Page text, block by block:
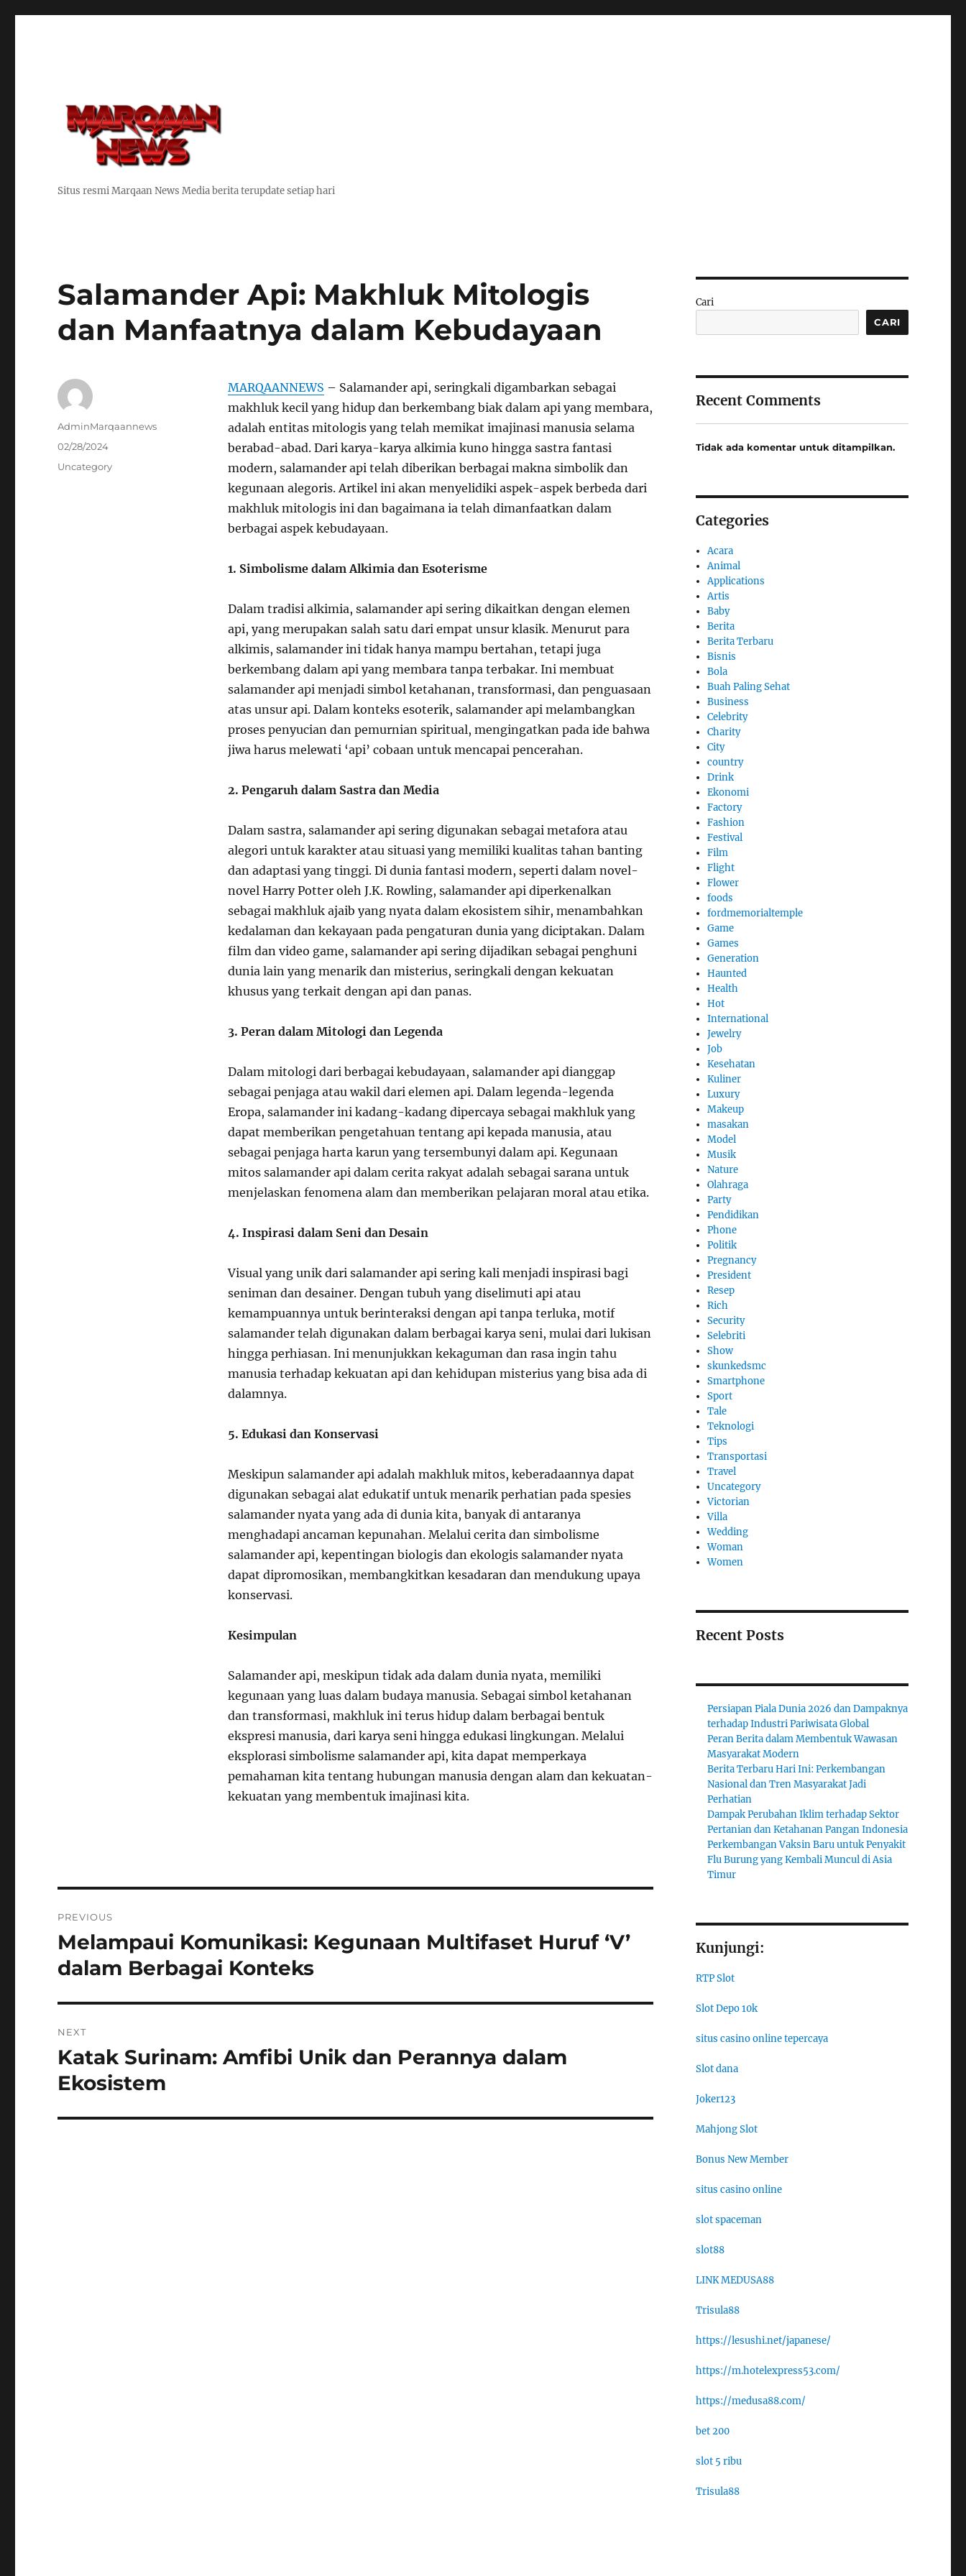
Situs resmi Marqaan News Media berita terupdate setiap hari
Salamander Api: Makhluk Mitologis
dan Manfaatnya dalam Kebudayaan
MARQAANNEWS – Salamander api, seringkali digambarkan sebagai
makhluk kecil yang hidup dan berkembang biak dalam api yang membara,
adalah entitas mitologis yang telah memikat imajinasi manusia selama
berabad-abad. Dari karya-karya alkimia kuno hingga sastra fantasi
modern, salamander api telah diberikan berbagai makna simbolik dan
kegunaan alegoris. Artikel ini akan menyelidiki aspek-aspek berbeda dari
makhluk mitologis ini dan bagaimana ia telah dimanfaatkan dalam
berbagai aspek kebudayaan.
1. Simbolisme dalam Alkimia dan Esoterisme
Dalam tradisi alkimia, salamander api sering dikaitkan dengan elemen
api, yang merupakan salah satu dari empat unsur klasik. Menurut para
alkimis, salamander ini tidak hanya mampu bertahan, tetapi juga
berkembang dalam api yang membara tanpa terbakar. Ini membuat
salamander api menjadi simbol ketahanan, transformasi, dan penguasaan
atas unsur api. Dalam konteks esoterik, salamander api melambangkan
proses penyucian dan pemurnian spiritual, mengingatkan pada ide bahwa
jiwa harus melewati ‘api’ cobaan untuk mencapai pencerahan.
2. Pengaruh dalam Sastra dan Media
Dalam sastra, salamander api sering digunakan sebagai metafora atau
alegori untuk karakter atau situasi yang memiliki kualitas tahan banting
dan adaptasi yang tinggi. Di dunia fantasi modern, seperti dalam novel-
novel Harry Potter oleh J.K. Rowling, salamander api diperkenalkan
sebagai makhluk ajaib yang nyata dalam ekosistem sihir, menambahkan
kedalaman dan kekayaan pada pengaturan dunia yang diciptakan. Dalam
film dan video game, salamander api sering dijadikan sebagai penghuni
dunia lain yang menarik dan misterius, seringkali dengan kekuatan
khusus yang terkait dengan api dan panas.
3. Peran dalam Mitologi dan Legenda
Dalam mitologi dari berbagai kebudayaan, salamander api dianggap
sebagai penjaga atau wakil dari elemen api. Dalam legenda-legenda
Eropa, salamander ini kadang-kadang dipercaya sebagai makhluk yang
dapat memberikan pengetahuan tentang api kepada manusia, atau
sebagai penjaga harta karun yang tersembunyi dalam api. Kegunaan
mitos salamander api dalam cerita rakyat adalah sebagai sarana untuk
menjelaskan fenomena alam dan memberikan pelajaran moral atau etika.
4. Inspirasi dalam Seni dan Desain
Visual yang unik dari salamander api sering kali menjadi inspirasi bagi
seniman dan desainer. Dengan tubuh yang diselimuti api atau
kemampuannya untuk berinteraksi dengan api tanpa terluka, motif
salamander telah digunakan dalam berbagai karya seni, mulai dari lukisan
hingga perhiasan. Ini menunjukkan kekaguman dan rasa ingin tahu
manusia terhadap kekuatan api dan kehidupan misterius yang bisa ada di
dalamnya.
5. Edukasi dan Konservasi
Meskipun salamander api adalah makhluk mitos, keberadaannya dapat
digunakan sebagai alat edukatif untuk menarik perhatian pada spesies
salamander nyata yang ada di dunia kita, banyak di antaranya
menghadapi ancaman kepunahan. Melalui cerita dan simbolisme
salamander api, kepentingan biologis dan ekologis salamander nyata
dapat dipromosikan, membangkitkan kesadaran dan mendukung upaya
konservasi.
Kesimpulan
Salamander api, meskipun tidak ada dalam dunia nyata, memiliki
kegunaan yang luas dalam budaya manusia. Sebagai simbol ketahanan
dan transformasi, makhluk ini terus hidup dalam berbagai bentuk
ekspresi manusia, dari karya seni hingga edukasi lingkungan. Melalui
eksplorasi simbolisme salamander api, kita dapat memperkaya
pemahaman kita tentang hubungan manusia dengan alam dan kekuatan-
kekuatan yang membentuk imajinasi kita.
Author
AdminMarqaannews
Posted
02/28/2024
Categories
Uncategory
pos
PREVIOUS
Previous
post:
Melampaui Komunikasi: Kegunaan Multifaset Huruf ‘V’
dalam Berbagai Konteks
NEXT
Next
post:
Katak Surinam: Amfibi Unik dan Perannya dalam
Ekosistem
Cari
CARI
Recent Comments
Tidak ada komentar untuk ditampilkan.
Categories
Acara
Animal
Applications
Artis
Baby
Berita
Berita Terbaru
Bisnis
Bola
Buah Paling Sehat
Business
Celebrity
Charity
City
country
Drink
Ekonomi
Factory
Fashion
Festival
Film
Flight
Flower
foods
fordmemorialtemple
Game
Games
Generation
Haunted
Health
Hot
International
Jewelry
Job
Kesehatan
Kuliner
Luxury
Makeup
masakan
Model
Musik
Nature
Olahraga
Party
Pendidikan
Phone
Politik
Pregnancy
President
Resep
Rich
Security
Selebriti
Show
skunkedsmc
Smartphone
Sport
Tale
Teknologi
Tips
Transportasi
Travel
Uncategory
Victorian
Villa
Wedding
Woman
Women
Recent Posts
Persiapan Piala Dunia 2026 dan Dampaknya
terhadap Industri Pariwisata Global
Peran Berita dalam Membentuk Wawasan
Masyarakat Modern
Berita Terbaru Hari Ini: Perkembangan
Nasional dan Tren Masyarakat Jadi
Perhatian
Dampak Perubahan Iklim terhadap Sektor
Pertanian dan Ketahanan Pangan Indonesia
Perkembangan Vaksin Baru untuk Penyakit
Flu Burung yang Kembali Muncul di Asia
Timur
Kunjungi:
RTP Slot
Slot Depo 10k
situs casino online tepercaya
Slot dana
Joker123
Mahjong Slot
Bonus New Member
situs casino online
slot spaceman
slot88
LINK MEDUSA88
Trisula88
https://lesushi.net/japanese/
https://m.hotelexpress53.com/
https://medusa88.com/
bet 200
slot 5 ribu
Trisula88